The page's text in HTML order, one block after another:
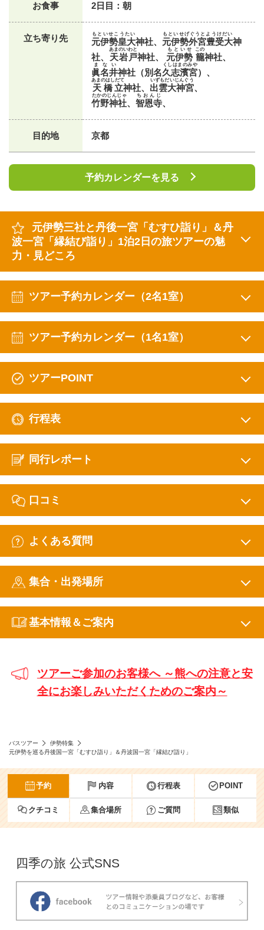
お食事 2日目：朝
立ち寄り先 元伊勢皇大
もといせこうたい
神社、 元伊勢外宮豊受大
もといせげぐうとようけだい
神
社、 天岩戸
あまのいわと
神社、 元伊勢
もといせ
籠
この
神社、
眞名井
まない
神社（別名久志濱宮
くしはまのみや
）、
天橋立
あまのはしだて
神社、 出雲大神宮
いずもだいじんぐう
、
竹野神社
たかのじんじゃ
、智恩寺
ちおんじ
、
目的地 京都
予約カレンダーを見る
元伊勢三社と丹後一宮「むすひ詣り」＆丹
波一宮「縁結び詣り」1泊2日の旅ツアーの魅
力・見どころ
ツアー予約カレンダー（2名1室）
ツアー予約カレンダー（1名1室）
ツアーPOINT
行程表
同行レポート
口コミ
よくある質問
集合・出発場所
基本情報＆ご案内
ツアーご参加のお客様へ ～熊への注意と安
全にお楽しみいただくためのご案内～
バスツアー
伊勢特集
元伊勢を巡る丹後国一宮「むすひ詣り」＆丹波国一宮「縁結び詣り」
予約 内容 行程表 POINT
クチコミ 集合場所 ご質問 類似
四季の旅 公式SNS